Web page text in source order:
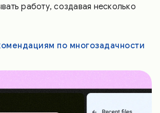
работу, создавая несколько
по многозадачности